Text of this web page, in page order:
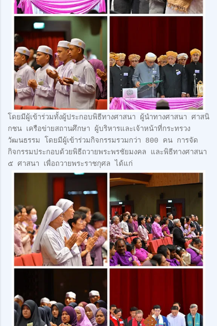
โดยมีผู้เข้าร่วมทั้งผู้ประกอบพิธีทางศาสนา ผู้นำทางศาสนา ศาสนิ
กชน เครือข่ายสถานศึกษา ผู้บริหารและเจ้าหน้าที่กระทรวง
วัฒนธรรม โดยมีผู้เข้าร่วมกิจกรรมรวมกว่า 800 คน การจัด
กิจกรรมประกอบด้วยพิธีถวายพระพรชัยมงคล และพิธีทางศาสนา
๕ ศาสนา เพื่อถวายพระราชกุศล ได้แก่